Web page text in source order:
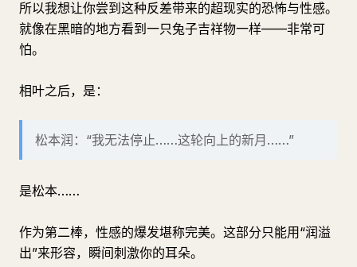
所以我想让你尝到这种反差带来的超现实的恐怖与性感。
就像在黑暗的地方看到一只兔子吉祥物一样——非常可
怕。
相叶之后，是：
松本润：“我无法停止……这轮向上的新月……”
是松本……
作为第二棒，性感的爆发堪称完美。这部分只能用“润溢
出”来形容，瞬间刺激你的耳朵。